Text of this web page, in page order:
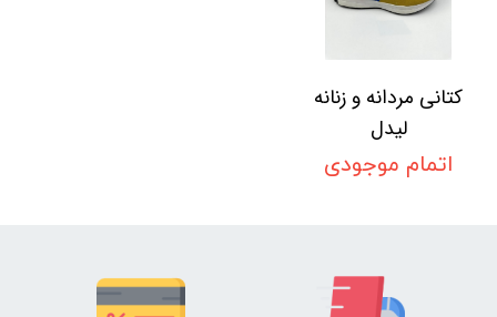
کتانی مردانه و زنانه
لیدل
اتمام موجودی